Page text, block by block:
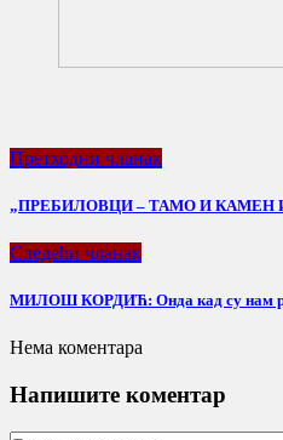
Претходни чланак
„ПРЕБИЛОВЦИ – ТАМО И КАМЕН
Следећи чланак
МИЛОШ КОРДИЋ: Онда кад су нам
Нема коментара
Напишите коментар